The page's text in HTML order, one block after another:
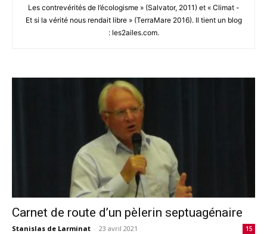
Les contrevérités de l’écologisme » (Salvator, 2011) et « Climat -
Et si la vérité nous rendait libre » (TerraMare 2016). Il tient un blog
: les2ailes.com.
Carnet de route d’un pèlerin septuagénaire
Stanislas de Larminat - 23 avril 2021 15